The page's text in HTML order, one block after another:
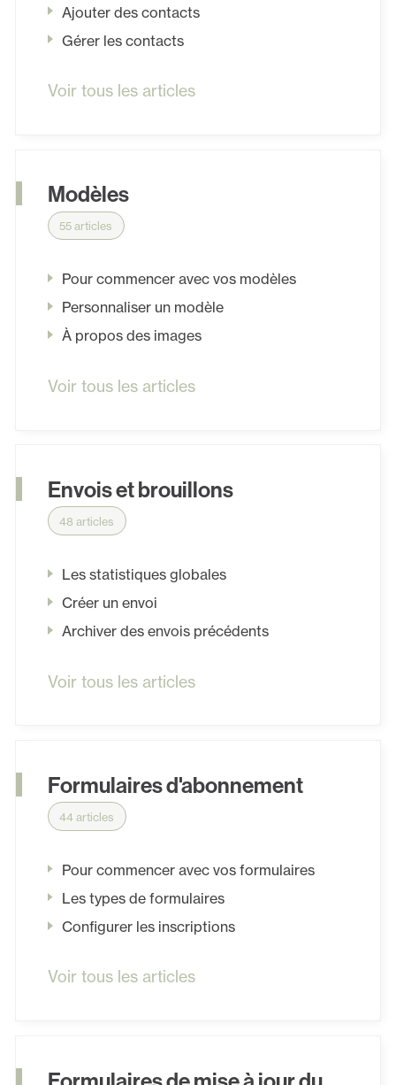
Ajouter des contacts
Gérer les contacts
Voir tous les articles
Modèles
55 articles
Pour commencer avec vos modèles
Personnaliser un modèle
À propos des images
Voir tous les articles
Envois et brouillons
48 articles
Les statistiques globales
Créer un envoi
Archiver des envois précédents
Voir tous les articles
Formulaires d'abonnement
44 articles
Pour commencer avec vos formulaires
Les types de formulaires
Configurer les inscriptions
Voir tous les articles